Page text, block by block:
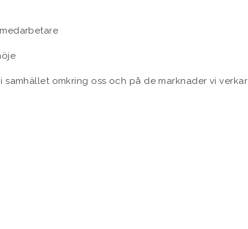
omkring oss och på de marknader vi verkar